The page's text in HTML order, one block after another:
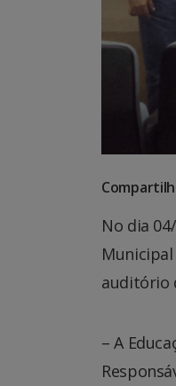
No dia
auditório
– A